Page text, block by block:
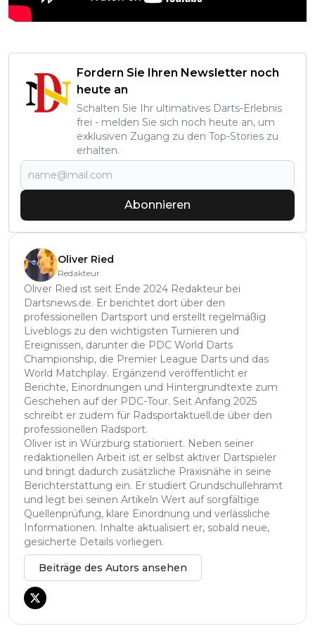
Fordern Sie Ihren Newsletter noch
heute an
Schalten Sie Ihr ultimatives Darts-Erlebnis
frei - melden Sie sich noch heute an, um
exklusiven Zugang zu den Top-Stories zu
erhalten.
Abonnieren
Oliver Ried
Redakteur
Oliver Ried ist seit Ende 2024 Redakteur bei
Dartsnews.de. Er berichtet dort über den
professionellen Dartsport und erstellt regelmäßig
Liveblogs zu den wichtigsten Turnieren und
Ereignissen, darunter die PDC World Darts
Championship, die Premier League Darts und das
World Matchplay. Ergänzend veröffentlicht er
Berichte, Einordnungen und Hintergrundtexte zum
Geschehen auf der PDC-Tour. Seit Anfang 2025
schreibt er zudem für Radsportaktuell.de über den
professionellen Radsport.
Oliver ist in Würzburg stationiert. Neben seiner
redaktionellen Arbeit ist er selbst aktiver Dartspieler
und bringt dadurch zusätzliche Praxisnähe in seine
Berichterstattung ein. Er studiert Grundschullehramt
und legt bei seinen Artikeln Wert auf sorgfältige
Quellenprüfung, klare Einordnung und verlässliche
Informationen. Inhalte aktualisiert er, sobald neue,
gesicherte Details vorliegen.
Beiträge des Autors ansehen